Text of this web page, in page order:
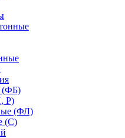
(ФБ)
Р)
(ФЛ)
(С)